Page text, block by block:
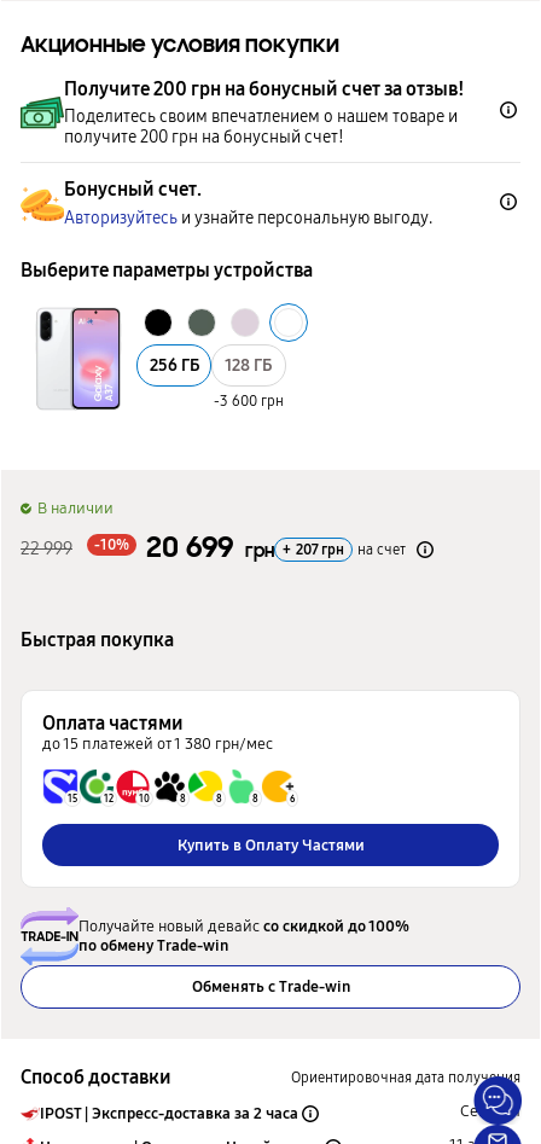
Акционные условия покупки
Получите 200 грн на бонусный счет за отзыв!
Поделитесь своим впечатлением о нашем товаре и
получите 200 грн на бонусный счет!
Бонусный счет.
Авторизуйтесь и узнайте персональную выгоду.
Выберите параметры устройства
256 ГБ 128 ГБ
-3 600 грн
B наличии
22 999 -10% 20 699 грн + 207 грн на счет
Быстрая покупка
Оплата частями
до 15 платежей от 1 380 грн/мес
15 12 10 8 8 8 6
Купить в Оплату Частями
Получайте новый девайссо скидкой до 100%
по обмену Trade-win
Обменять с Trade-win
Способ доставки Ориентировочная дата получения
IPOST | Экспресс-доставка за 2 часа
Сегодня